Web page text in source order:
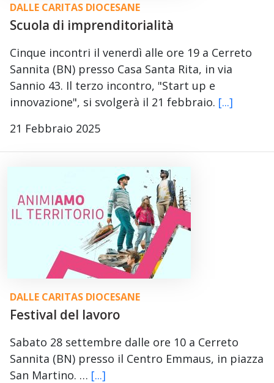
DALLE CARITAS DIOCESANE
Scuola di imprenditorialità
Cinque incontri il venerdì alle ore 19 a Cerreto
Sannita (BN) presso Casa Santa Rita, in via
Sannio 43. Il terzo incontro, "Start up e
innovazione", si svolgerà il 21 febbraio. [...]
21 Febbraio 2025
DALLE CARITAS DIOCESANE
Festival del lavoro
Sabato 28 settembre dalle ore 10 a Cerreto
Sannita (BN) presso il Centro Emmaus, in piazza
San Martino. … [...]